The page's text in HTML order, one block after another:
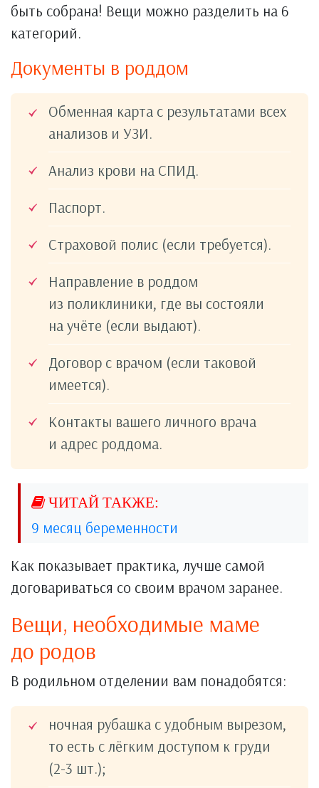
быть собрана! Вещи можно разделить на 6
категорий.
Документы в роддом
Обменная карта с результатами всех
анализов и УЗИ.
Анализ крови на СПИД.
Паспорт.
Страховой полис (если требуется).
Направление в роддом
из поликлиники, где вы состояли
на учёте (если выдают).
Договор с врачом (если таковой
имеется).
Контакты вашего личного врача
и адрес роддома.
9 месяц беременности
Как показывает практика, лучше самой
договариваться со своим врачом заранее.
Вещи, необходимые маме
до родов
В родильном отделении вам понадобятся:
ночная рубашка с удобным вырезом,
то есть с лёгким доступом к груди
(2-3 шт.);